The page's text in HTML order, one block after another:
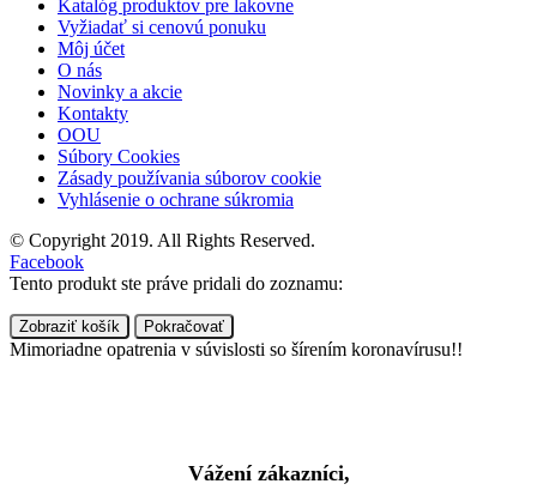
Katalóg produktov pre lakovne
Vyžiadať si cenovú ponuku
Môj účet
O nás
Novinky a akcie
Kontakty
OOU
Súbory Cookies
Zásady používania súborov cookie
Vyhlásenie o ochrane súkromia
© Copyright 2019. All Rights Reserved.
Facebook
Tento produkt ste práve pridali do zoznamu:
Zobraziť košík Pokračovať
Mimoriadne opatrenia v súvislosti so šírením koronavírusu!!
Vážení zákazníci,